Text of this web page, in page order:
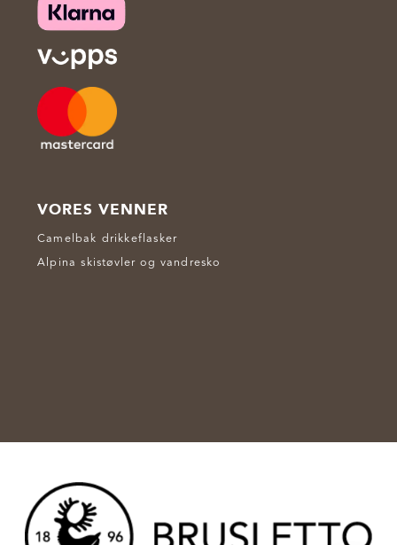
VORES VENNER
Camelbak drikkeflasker
Alpina skistøvler og vandresko